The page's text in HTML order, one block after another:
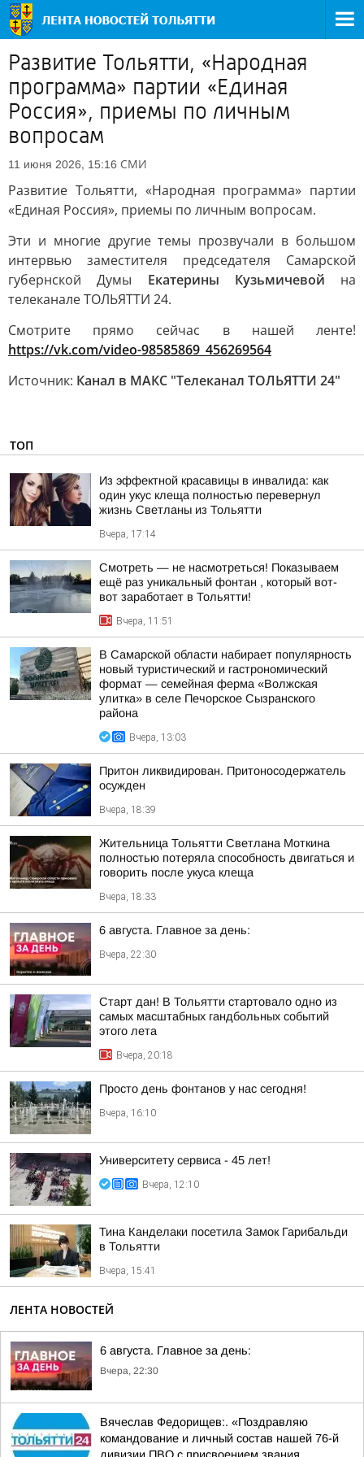
Развитие Тольятти, «Народная
программа» партии «Единая
Россия», приемы по личным
вопросам
11 июня 2026, 15:16 СМИ
Развитие Тольятти, «Народная программа» партии
«Единая Россия», приемы по личным вопросам.
Эти и многие другие темы прозвучали в большом
интервью заместителя председателя Самарской
губернской Думы Екатерины Кузьмичевой на
телеканале ТОЛЬЯТТИ 24.
Смотрите прямо сейчас в нашей ленте!
https://vk.com/video-98585869_456269564
Источник: Канал в МАКС "Телеканал ТОЛЬЯТТИ 24"
ТОП
Из эффектной красавицы в инвалида: как
один укус клеща полностью перевернул
жизнь Светланы из Тольятти
Вчера, 17:14
Смотреть — не насмотреться! Показываем
ещё раз уникальный фонтан , который вот-
вот заработает в Тольятти!
Вчера, 11:51
В Самарской области набирает популярность
новый туристический и гастрономический
формат — семейная ферма «Волжская
улитка» в селе Печорское Сызранского
района
Вчера, 13:03
Притон ликвидирован. Притоносодержатель
осужден
Вчера, 18:39
Жительница Тольятти Светлана Моткина
полностью потеряла способность двигаться и
говорить после укуса клеща
Вчера, 18:33
6 августа. Главное за день:
Вчера, 22:30
Старт дан! В Тольятти стартовало одно из
самых масштабных гандбольных событий
этого лета
Вчера, 20:18
Просто день фонтанов у нас сегодня!
Вчера, 16:10
Университету сервиса - 45 лет!
Вчера, 12:10
Тина Канделаки посетила Замок Гарибальди
в Тольятти
Вчера, 15:41
ЛЕНТА НОВОСТЕЙ
6 августа. Главное за день:
Вчера, 22:30
Вячеслав Федорищев:. «Поздравляю
командование и личный состав нашей 76-й